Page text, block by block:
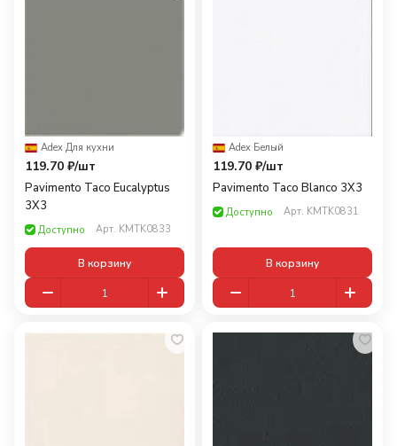
Adex·Для кухни
119.70 ₽/шт
Pavimento Taco Eucalyptus
3X3
Доступно Арт. KMTK0833
В корзину
Adex·Белый
119.70 ₽/шт
Pavimento Taco Blanco 3X3
Доступно Арт. KMTK0831
В корзину